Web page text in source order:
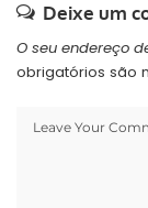
Deixe um
O seu endereço
obrigatórios são